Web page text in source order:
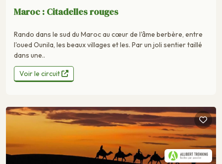
Maroc : Citadelles rouges
Rando dans le sud du Maroc au cœur de l'âme berbère, entre
l'oued Ounila, les beaux villages et les. Par un joli sentier taillé
dans une..
Voir le circuit